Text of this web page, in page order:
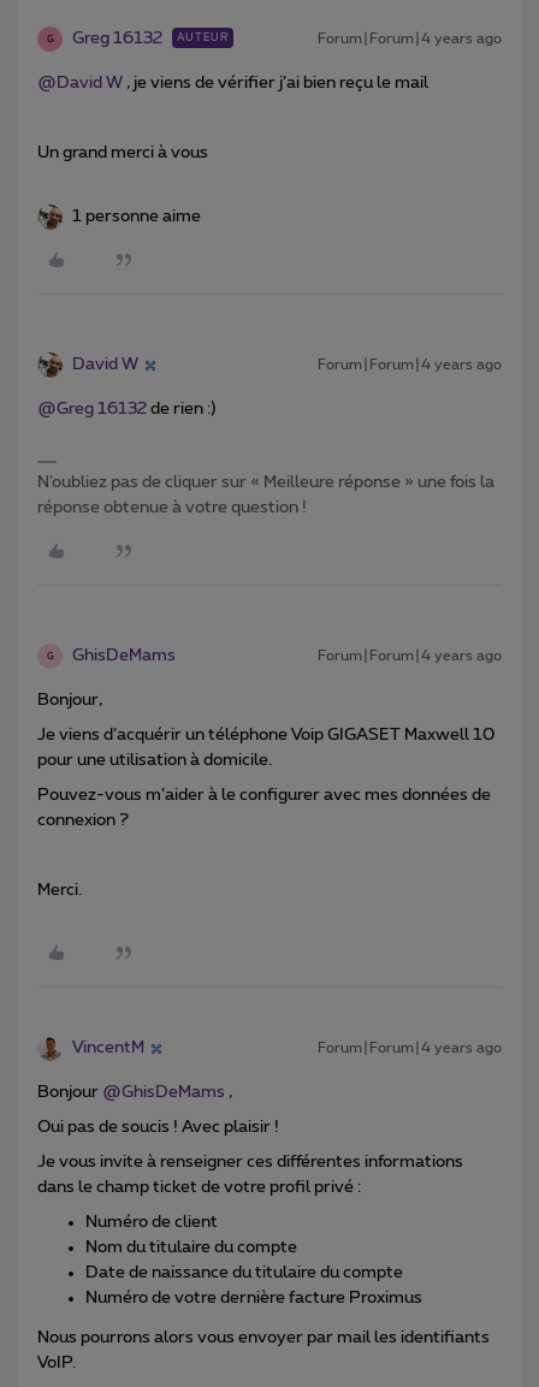
G Greg 16132 AUTEUR Forum|Forum|4 years ago
@David W , je viens de vérifier j’ai bien reçu le mail
Un grand merci à vous
1 personne aime
David W Forum|Forum|4 years ago
@Greg 16132 de rien :)
N’oubliez pas de cliquer sur « Meilleure réponse » une fois la
réponse obtenue à votre question !
G GhisDeMams Forum|Forum|4 years ago
Bonjour,
Je viens d’acquérir un téléphone Voip GIGASET Maxwell 10
pour une utilisation à domicile.
Pouvez-vous m’aider à le configurer avec mes données de
connexion ?
Merci.
VincentM Forum|Forum|4 years ago
Bonjour @GhisDeMams ,
Oui pas de soucis ! Avec plaisir !
Je vous invite à renseigner ces différentes informations
dans le champ ticket de votre profil privé :
Numéro de client
Nom du titulaire du compte
Date de naissance du titulaire du compte
Numéro de votre dernière facture Proximus
Nous pourrons alors vous envoyer par mail les identifiants
VoIP.